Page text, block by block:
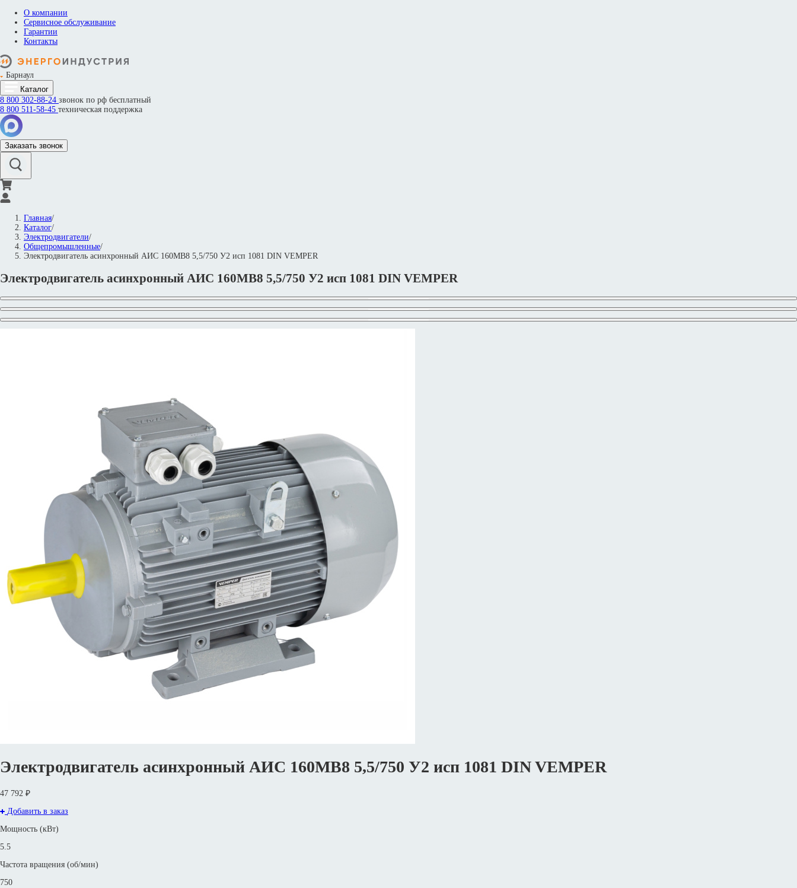
О компании
Сервисное обслуживание
Гарантии
Контакты
Барнаул
Каталог
8 800 302-88-24 звонок по рф бесплатный
8 800 511-58-45 техническая поддержка
Заказать звонок
Главная/
Каталог/
Электродвигатели/
Общепромышленные/
Электродвигатель асинхронный АИС 160MВ8 5,5/750 У2 исп 1081 DIN VEMPER
Электродвигатель асинхронный АИС 160MВ8 5,5/750 У2 исп 1081 DIN VEMPER
Электродвигатель асинхронный АИС 160MВ8 5,5/750 У2 исп 1081 DIN VEMPER
47 792 ₽
Добавить в заказ
Мощность (кВт)
5.5
Частота вращения (об/мин)
750